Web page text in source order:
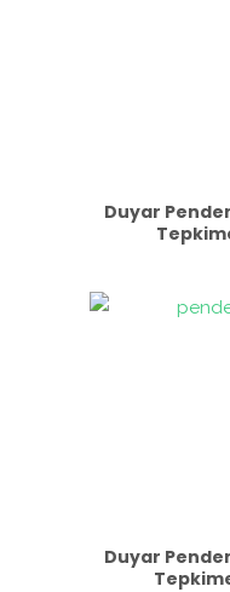
Duyar
Duyar